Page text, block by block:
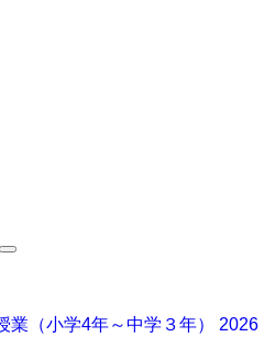
業（小学4年～中学３年） 2026